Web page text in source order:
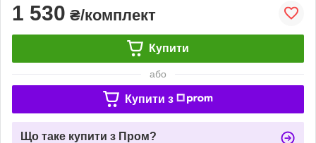
1 530 ₴/комплект
Купити
або
Купити з
Що таке купити з Пром?